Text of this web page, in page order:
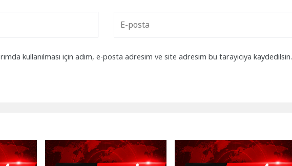
kullanılması için adım, e-posta adresim ve site adresim bu tarayıcıya kaydedilsin.